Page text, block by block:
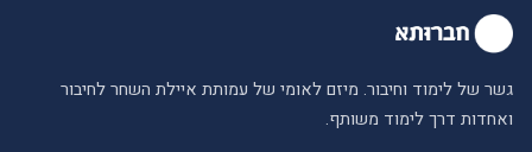
גשר של לימוד וחיבור. מיזם לאומי של עמותת איילת השחר לחיבור
ואחדות דרך לימוד משותף.